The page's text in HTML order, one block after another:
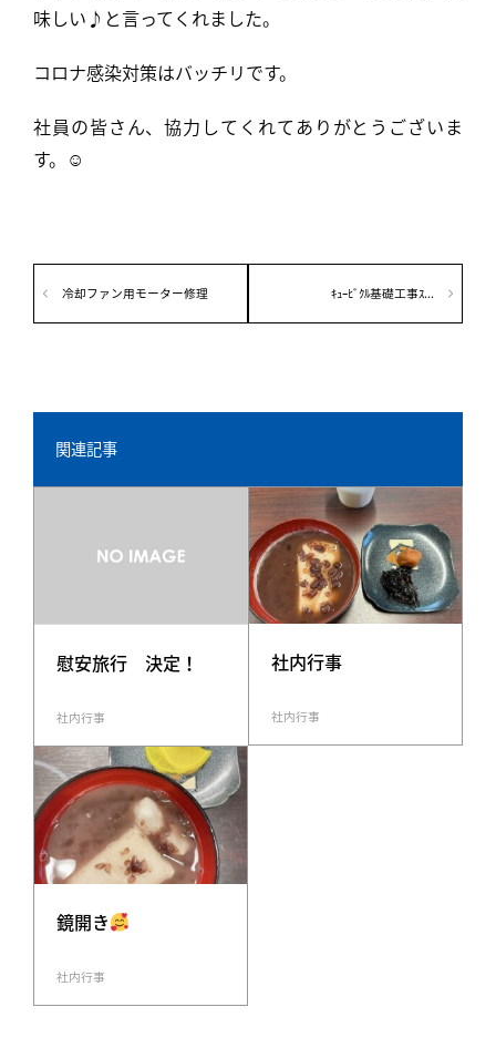
味しい♪と言ってくれました。
コロナ感染対策はバッチリです。
社員の皆さん、協力してくれてありがとうございま
す。☺
冷却ファン用モーター修理 ｷｭｰﾋﾞｸﾙ基礎工事ｽ...
関連記事
慰安旅行 決定！
社内行事
社内行事
社内行事
鏡開き
社内行事